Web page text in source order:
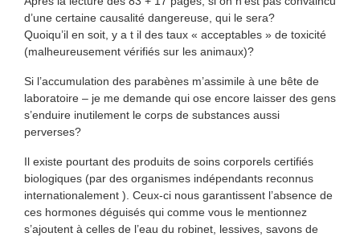
d’une certaine causalité dangereuse, qui le sera?
Quoiqu’il en soit, y a t il des taux « acceptables » de toxicité
(malheureusement vérifiés sur les animaux)?
Si l’accumulation des parabènes m’assimile à une bête de
laboratoire – je me demande qui ose encore laisser des gens
s’enduire inutilement le corps de substances aussi
perverses?
Il existe pourtant des produits de soins corporels certifiés
biologiques (par des organismes indépendants reconnus
internationalement ). Ceux-ci nous garantissent l’absence de
ces hormones déguisés qui comme vous le mentionnez
s’ajoutent à celles de l’eau du robinet, lessives, savons de